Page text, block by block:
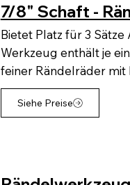
7/8" Schaft -
Bietet Platz für 3
Werkzeug enthält je
feiner Rändelräder mit
Siehe Preise